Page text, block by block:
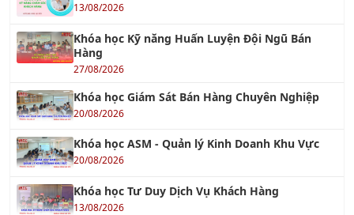
13/08/2026
Khóa học Kỹ năng Huấn Luyện Đội Ngũ Bán
Hàng
27/08/2026
Khóa học Giám Sát Bán Hàng Chuyên Nghiệp
20/08/2026
Khóa học ASM - Quản lý Kinh Doanh Khu Vực
20/08/2026
Khóa học Tư Duy Dịch Vụ Khách Hàng
13/08/2026